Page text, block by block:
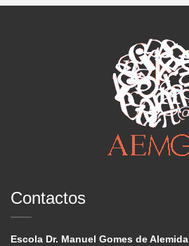
Contactos
Escola Dr. Manuel Gomes de Alemida